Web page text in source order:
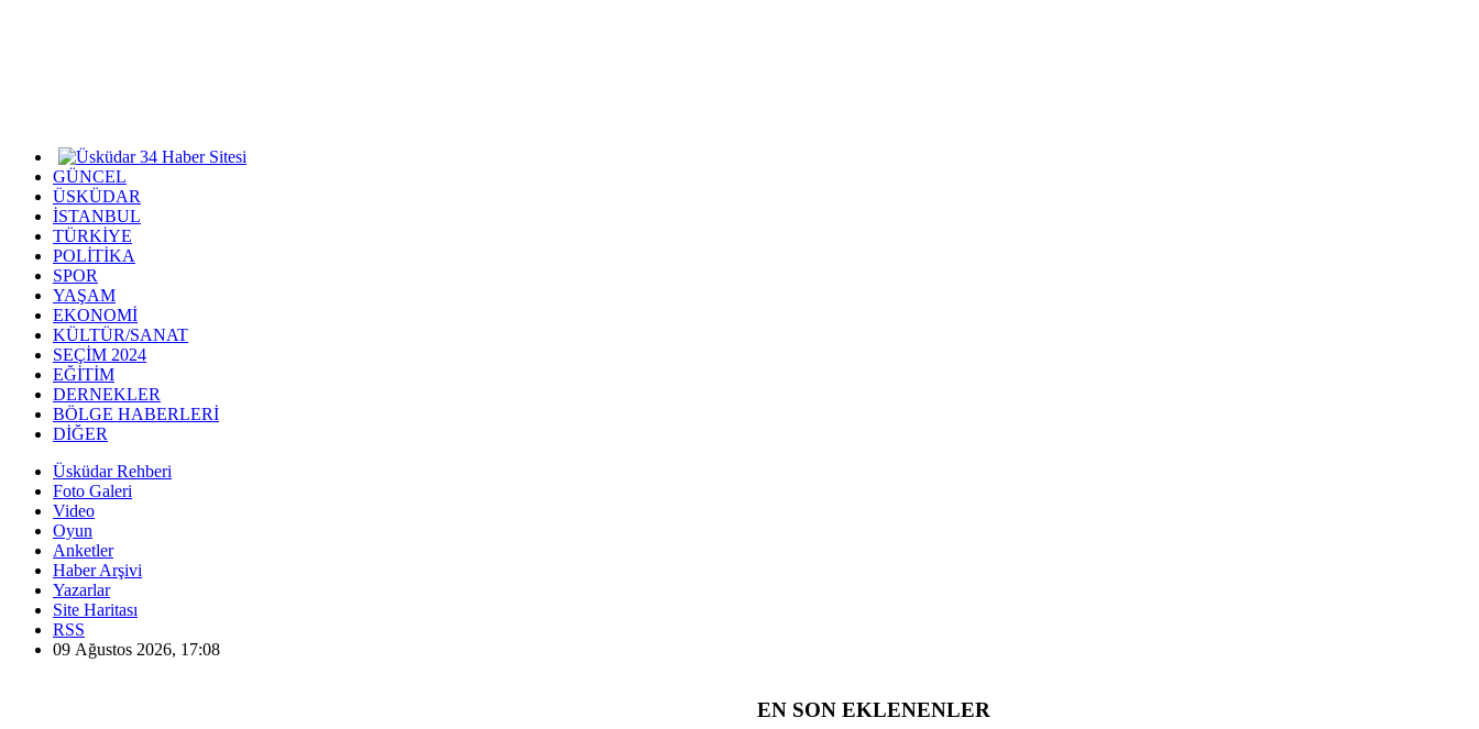
GÜNCEL
ÜSKÜDAR
İSTANBUL
TÜRKİYE
POLİTİKA
SPOR
YAŞAM
EKONOMİ
KÜLTÜR/SANAT
SEÇİM 2024
EĞİTİM
DERNEKLER
BÖLGE HABERLERİ
DİĞER
Üsküdar Rehberi
Foto Galeri
Video
Oyun
Anketler
Haber Arşivi
Yazarlar
Site Haritası
RSS
09 Ağustos 2026, 17:08
EN SON EKLENENLER